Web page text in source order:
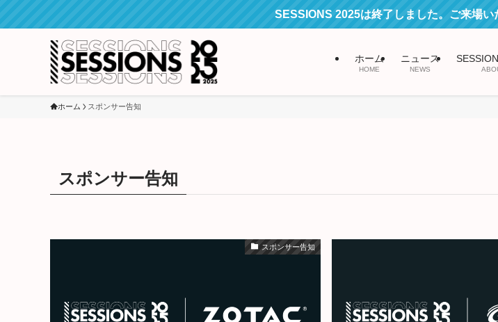
SESSIONS 2025は終了しました。ご来場い
ホーム
HOME
ニュース
NEWS
ホーム スポンサー告知
スポンサー告知
スポンサー告知